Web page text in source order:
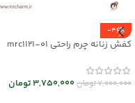
-46%
کفش زنانه چرم راحتی mrc1121-01
7,000,000تومان3,750,000تومان